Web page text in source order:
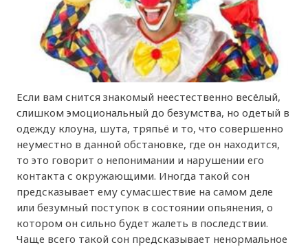
Если вам снится знакомый неестественно весёлый,
слишком эмоциональный до безумства, но одетый в
одежду клоуна, шута, тряпьё и то, что совершенно
неуместно в данной обстановке, где он находится,
то это говорит о непонимании и нарушении его
контакта с окружающими. Иногда такой сон
предсказывает ему сумасшествие на самом деле
или безумный поступок в состоянии опьянения, о
котором он сильно будет жалеть в последствии.
Чаще всего такой сон предсказывает ненормальное